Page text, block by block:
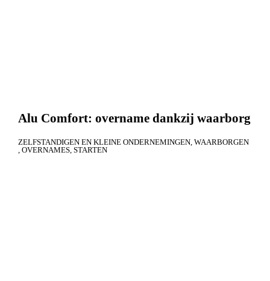
Alu Comfort: overname dankzij waarborg
ZELFSTANDIGEN EN KLEINE ONDERNEMINGEN WAARBORGEN
OVERNAMES STARTEN